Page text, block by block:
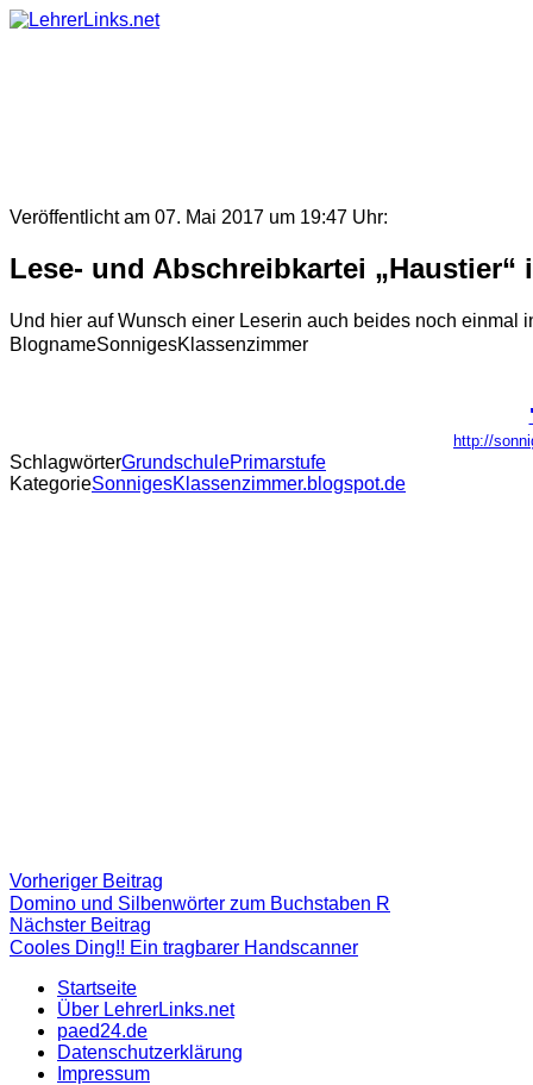
Skip
Veröffentlicht am 07. Mai 2017 um 19:47 Uhr:
Lese- und Abschreibkartei
Und hier auf Wunsch einer Leserin auch beides noch
BlognameSonnigesKlassenzimmer
http://
SchlagwörterGrundschulePrimarstufe
KategorieSonnigesKlassenzimmer.blogspot.de
Beitragsnavigation
Vorheriger Beitrag
Beitrag:
Domino und Silbenwörter zum Buchstaben R
Nächster Beitrag
Beitrag
Cooles Ding!! Ein tragbarer Handscanner
Startseite
Über LehrerLinks.net
paed24.de
Datenschutzerklärung
Impressum